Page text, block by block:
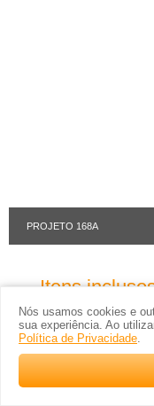
Nós usamos cookies e
sua experiência. Ao
Política de Privacidade.
PROJETO 168A
Itens
Clique nos itens
Planta Baixa
Planta de